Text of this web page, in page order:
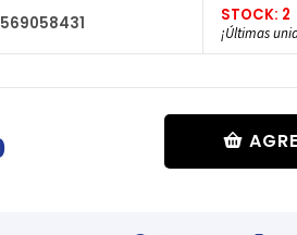
STOCK: 2
¡Últimas